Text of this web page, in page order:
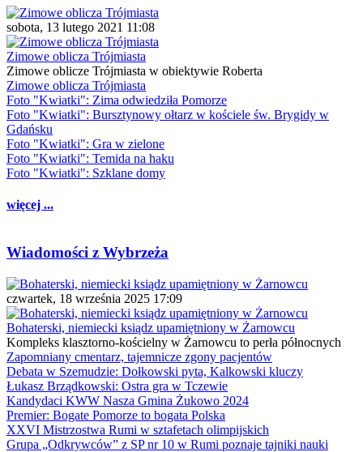
sobota, 13 lutego 2021 11:08
Zimowe oblicza Trójmiasta
Zimowe oblicze Trójmiasta w obiektywie Roberta
Zimowe oblicza Trójmiasta
Foto "Kwiatki": Zima odwiedziła Pomorze
Foto "Kwiatki": Bursztynowy ołtarz w kościele św. Brygidy w
Gdańsku
Foto "Kwiatki": Gra w zielone
Foto "Kwiatki": Temida na haku
Foto "Kwiatki": Szklane domy
więcej ...
Wiadomości z Wybrzeża
czwartek, 18 września 2025 17:09
Bohaterski, niemiecki ksiądz upamiętniony w Żarnowcu
Kompleks klasztorno-kościelny w Żarnowcu to perła północnych
Zapomniany cmentarz, tajemnicze zgony pacjentów
Debata w Szemudzie: Dołkowski pyta, Kalkowski kluczy
Łukasz Brządkowski: Ostra gra w Tczewie
Kandydaci KWW Nasza Gmina Żukowo 2024
Premier: Bogate Pomorze to bogata Polska
XXVI Mistrzostwa Rumi w sztafetach olimpijskich
Grupa „Odkrywców” z SP nr 10 w Rumi poznaje tajniki nauki